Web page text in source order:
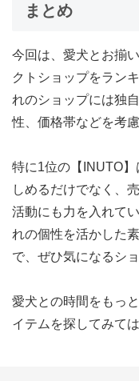
まとめ
今回は、愛犬とお揃
クトショップをラン
れのショップには独
性、価格帯などを考
特に1位の【INUTO
しめるだけでなく、
活動にも力を入れて
れの個性を活かした
で、ぜひ気になるシ
愛犬との時間をもっ
イテムを探してみて